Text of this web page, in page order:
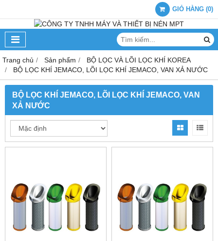
GIỎ HÀNG (0)
Trang chủ Sản phẩm
BỘ LỌC VÀ LÕI LỌC KHÍ KOREA
BỘ LỌC KHÍ JEMACO, LÕI LỌC KHÍ JEMACO, VAN XẢ NƯỚC
BỘ LỌC KHÍ JEMACO, LÕI LỌC KHÍ JEMACO, VAN
XẢ NƯỚC